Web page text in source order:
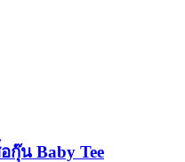
กุ๊น Baby Tee